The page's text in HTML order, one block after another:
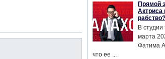
Прямой
Актриса
рабство?
В
марта
Фатима
что ее ...